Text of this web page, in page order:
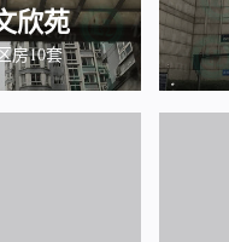
欣苑
房10套